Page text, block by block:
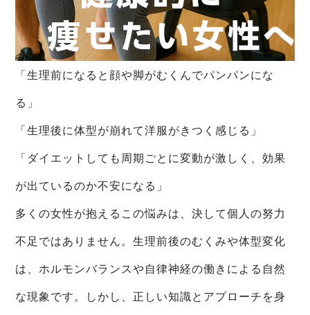
「生理前になると顔や脚がむくんでパンパンにな
る」
「生理後に体型が崩れて洋服がきつく感じる」
「ダイエットしても周期ごとに変動が激しく、効果
が出ているのか不安になる」
多くの女性が抱えるこの悩みは、決して個人の努力
不足ではありません。生理前後のむくみや体型変化
は、ホルモンバランスや自律神経の働きによる自然
な現象です。しかし、正しい知識とアプローチを身